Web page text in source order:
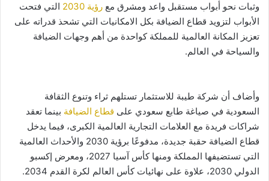
وثبات نحو أبواب مستقبل واعد ومشرق مع رؤية 2030
التي فتحت
الأبواب لتزويد قطاع الضيافة بكل الامكانيات التي تشحذ قدراته على
تعزيز المكانة العالمية للمملكة كواحدة من أهم وجهات الضيافة
والسياحة في العالم.
وأضاف أن شركة طيبة للاستثمار تستلهم ثراء وتنوع الثقافة
السعودية في صياغة طابع سعودي على قطاع الضيافة بينما تعقد
شراكات فريدة مع العلامات التجارية العالمية الكبرى، فيما يدخل
قطاع الضيافة حقبة جديدة، مدفوعًا برؤية 2030 والأحداث العالمية
التي تستضيفها المملكة ومنها كأس آسيا 2027، ومعرض إكسبو
الدولي 2030، علاوة على نهائيات كأس العالم لكرة القدم 2034.